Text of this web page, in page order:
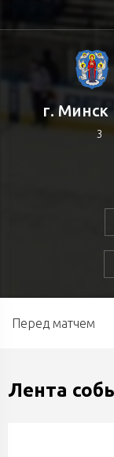
г. Минск
3
Перед матчем
Лента